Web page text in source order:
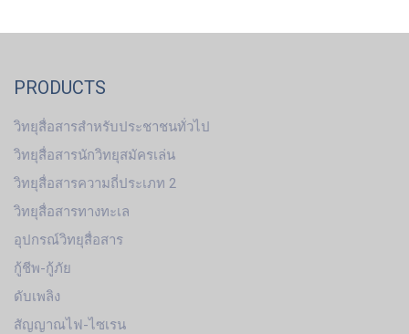
PRODUCTS
วิทยุสื่อสารสำหรับประชาชนทั่วไป
วิทยุสื่อสารนักวิทยุสมัครเล่น
วิทยุสื่อสารความถี่ประเภท 2
วิทยุสื่อสารทางทะเล
อุปกรณ์วิทยุสื่อสาร
กู้ชีพ-กู้ภัย
ดับเพลิง
สัญญาณไฟ-ไซเรน